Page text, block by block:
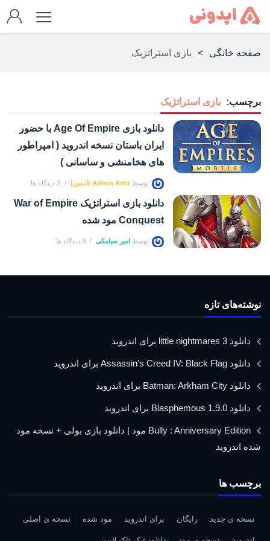
صفحه خانگی > بازی استراتژیک
برچسب: بازی استراتژیک
دانلود بازی Age Of Empire با حضور
ایران باستان نسخه اندروید ( امپراطور
های هخامنشی و ساسانی )
توسط Admin Amir (ادمین) 2 دیدگاه ها
دانلود بازی استراتژیک War of Empire
Conquest مود شده
توسط امیر سیامکی 9 دیدگاه ها
نوشته‌های تازه
دانلود little nightmares 3 برای اندروید
دانلود Assassin’s Creed IV: Black Flag برای اندروید
دانلود Batman: Arkham City برای اندروید
دانلود Blasphemous 1.9.0 برای اندروید
Bully : Anniversary Edition مود | دانلود بازی بولی + نسخه مود
شده اندروید
برچسب ها
نسخه ی جدید رایگان برای اندروید مود شده نسخه ی اصلی